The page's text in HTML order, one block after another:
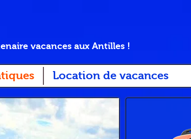
vacances aux Antilles !
Location de vacances